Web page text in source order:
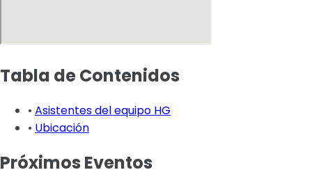
Tabla de Contenidos
• Asistentes del equipo HG
• Ubicación
Próximos Eventos